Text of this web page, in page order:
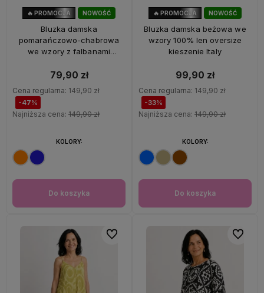
NOWOŚĆ
🔥 PROMOCJA
Bluzka damska
pomarańczowo-chabrowa
we wzory z falbanami
79,90 zł
Cena regularna: 149,90 zł
-47%
Najniższa cena: 149,90 zł
Do koszyka
KOLORY:
NOWOŚĆ
OKAZJA
🔥 PROMOCJA
Bluzka damska beżowa we
wzory 100% len oversize
kieszenie Italy
99,90 zł
Cena regularna: 149,90 zł
-33%
Najniższa cena: 149,90 zł
Do koszyka
KOLORY:
Do ulubionych Do